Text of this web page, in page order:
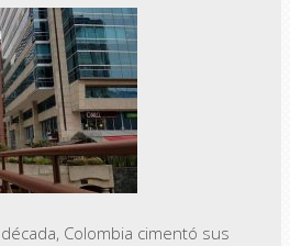
Colombia cimentó sus